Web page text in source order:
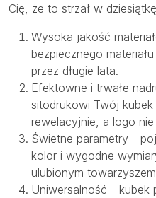
Cię, że to strzał w
Wysoka jakość
bezpiecznego
przez długie lata.
Efektowne i trwałe
sitodrukowi Twój kubek
rewelacyjnie, a logo
Świetne parametry -
kolor i wygodne
ulubionym
Uniwersalność - kubek